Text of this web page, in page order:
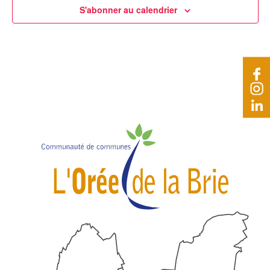
S'abonner au calendrier